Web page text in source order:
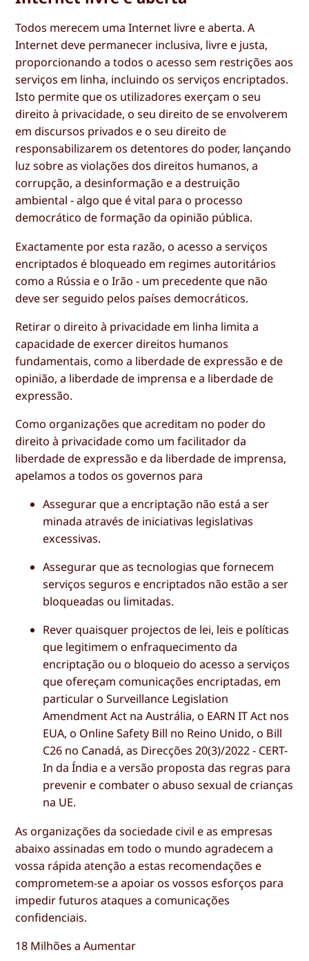
Todos merecem uma Internet livre e aberta. A
Internet deve permanecer inclusiva, livre e justa,
proporcionando a todos o acesso sem restrições aos
serviços em linha, incluindo os serviços encriptados.
Isto permite que os utilizadores exerçam o seu
direito à privacidade, o seu direito de se envolverem
em discursos privados e o seu direito de
responsabilizarem os detentores do poder, lançando
luz sobre as violações dos direitos humanos, a
corrupção, a desinformação e a destruição
ambiental - algo que é vital para o processo
democrático de formação da opinião pública.
Exactamente por esta razão, o acesso a serviços
encriptados é bloqueado em regimes autoritários
como a Rússia e o Irão - um precedente que não
deve ser seguido pelos países democráticos.
Retirar o direito à privacidade em linha limita a
capacidade de exercer direitos humanos
fundamentais, como a liberdade de expressão e de
opinião, a liberdade de imprensa e a liberdade de
expressão.
Como organizações que acreditam no poder do
direito à privacidade como um facilitador da
liberdade de expressão e da liberdade de imprensa,
apelamos a todos os governos para
Assegurar que a encriptação não está a ser
minada através de iniciativas legislativas
excessivas.
Assegurar que as tecnologias que fornecem
serviços seguros e encriptados não estão a ser
bloqueadas ou limitadas.
Rever quaisquer projectos de lei, leis e políticas
que legitimem o enfraquecimento da
encriptação ou o bloqueio do acesso a serviços
que ofereçam comunicações encriptadas, em
particular o Surveillance Legislation
Amendment Act na Austrália, o EARN IT Act nos
EUA, o Online Safety Bill no Reino Unido, o Bill
C26 no Canadá, as Direcções 20(3)/2022 - CERT-
In da Índia e a versão proposta das regras para
prevenir e combater o abuso sexual de crianças
na UE.
As organizações da sociedade civil e as empresas
abaixo assinadas em todo o mundo agradecem a
vossa rápida atenção a estas recomendações e
comprometem-se a apoiar os vossos esforços para
impedir futuros ataques a comunicações
confidenciais.
18 Milhões a Aumentar